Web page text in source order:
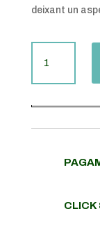
deixant un
EUCERIN
DÍA
CLICK